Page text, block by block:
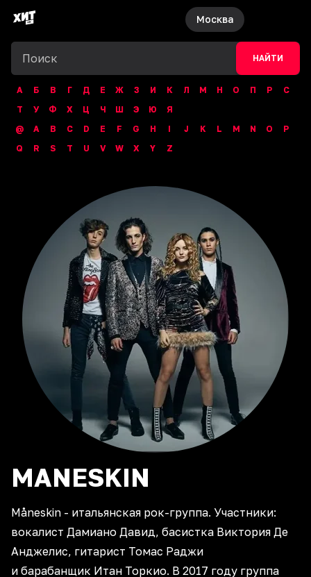
Москва
НАЙТИ
А Б В Г Д Е Ж З И К Л М Н О П Р
С
Т
У Ф Х Ц Ч Ш Э Ю
Я
@
A B C D E F G H I J K L M N O
P
Q
R S T U V W X Y Z
MANESKIN
Måneskin - итальянская рок-группа. Участники:
вокалист Дамиано Давид, басистка Виктория Де
Анджелис, гитарист Томас Раджи
и барабанщик Итан Торкио. В 2017 году группа